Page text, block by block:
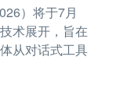
）将于7月
术展开，旨在
从对话式工具